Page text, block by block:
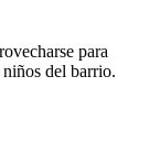
para
del barrio.